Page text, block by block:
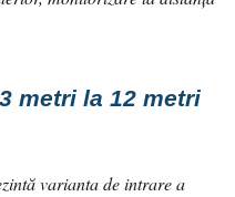
metri la 12 metri
varianta de intrare a